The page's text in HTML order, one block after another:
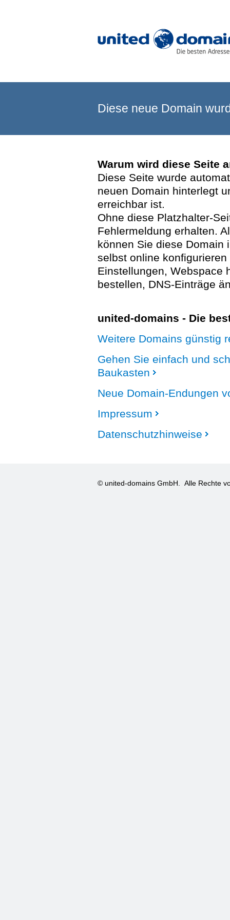
Diese neue Domain
Warum wird diese Seite
Diese Seite wurde
neuen Domain hinterlegt
erreichbar ist.
Ohne diese Platzhalter-
Fehlermeldung erhalten.
können Sie diese Domain
selbst online
Einstellungen, Webspace
bestellen, DNS-Einträge
united-domains - Die
Weitere Domains günstig
Gehen Sie einfach und
Baukasten
Neue Domain-Endungen
Impressum
Datenschutzhinweise
© united-domains GmbH. Alle Rechte